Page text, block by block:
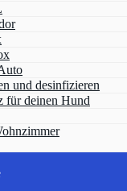
und desinfizieren
für deinen Hund